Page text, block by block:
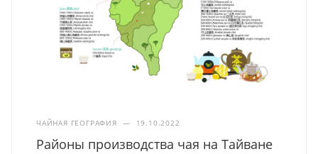
ЧАЙНАЯ ГЕОГРАФИЯ — 19.10.2022
Районы производства чая на Тайване